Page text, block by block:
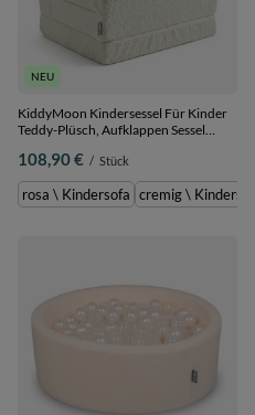
NEU
KiddyMoon Kindersessel Für Kinder
Teddy-Plüsch, Aufklappen Sessel
Faltmatratze, cremig, Kindersofa
108,90 € / Stück
rosa \ Kindersofa cremig \ Kindersofa